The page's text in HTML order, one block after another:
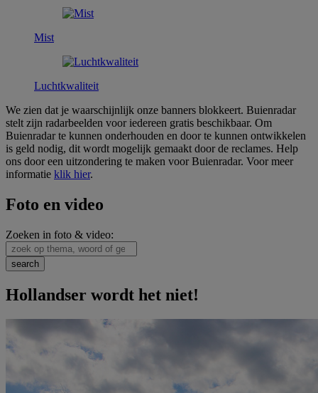
Mist
Luchtkwaliteit
We zien dat je waarschijnlijk onze banners blokkeert. Buienradar
stelt zijn radarbeelden voor iedereen gratis beschikbaar. Om
Buienradar te kunnen onderhouden en door te kunnen ontwikkelen
is geld nodig, dit wordt mogelijk gemaakt door de reclames. Help
ons door een uitzondering te maken voor Buienradar. Voor meer
informatie klik hier.
Foto en video
Zoeken in foto & video:
Hollandser wordt het niet!